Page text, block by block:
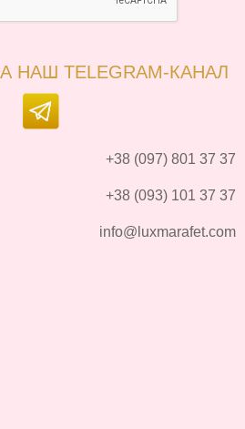
НАШ TELEGRAM-КАНАЛ
+38 (097) 801 37 37
+38 (093) 101 37 37
info@luxmarafet.com